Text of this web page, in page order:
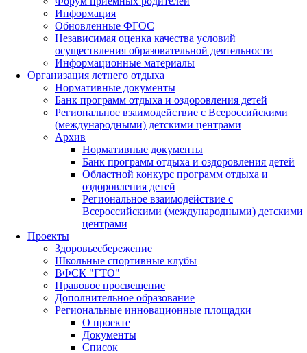
Информация
Обновленные ФГОС
Независимая оценка качества условий
осуществления образовательной деятельности
Информационные материалы
Организация летнего отдыха
Нормативные документы
Банк программ отдыха и оздоровления детей
Региональное взаимодействие с Всероссийскими
(международными) детскими центрами
Архив
Нормативные документы
Банк программ отдыха и оздоровления детей
Областной конкурс программ отдыха и
оздоровления детей
Региональное взаимодействие с
Всероссийскими (международными) детскими
центрами
Проекты
Здоровьесбережение
Школьные спортивные клубы
ВФСК "ГТО"
Правовое просвещение
Дополнительное образование
Региональные инновационные площадки
О проекте
Документы
Список